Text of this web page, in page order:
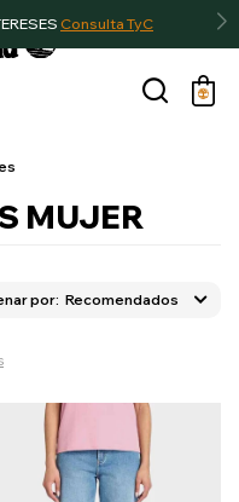
Consulta TyC
MUJER
Recomendados